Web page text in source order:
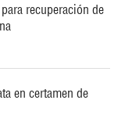
recuperación de
en certamen de